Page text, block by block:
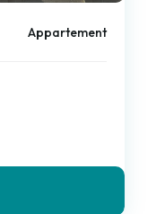
Appartement